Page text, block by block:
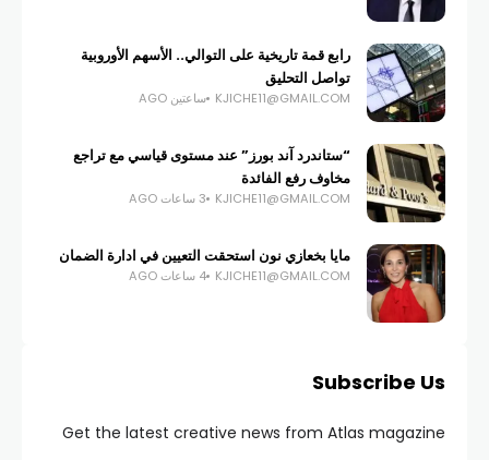
رابع قمة تاريخية على التوالي.. الأسهم الأوروبية
تواصل التحليق
KJICHE11@GMAIL.COM ساعتين AGO
“ستاندرد آند بورز” عند مستوى قياسي مع تراجع
مخاوف رفع الفائدة
KJICHE11@GMAIL.COM 3 ساعات AGO
مايا بخعازي نون استحقت التعيين في ادارة الضمان
KJICHE11@GMAIL.COM 4 ساعات AGO
Subscribe Us
Get the latest creative news from Atlas magazine